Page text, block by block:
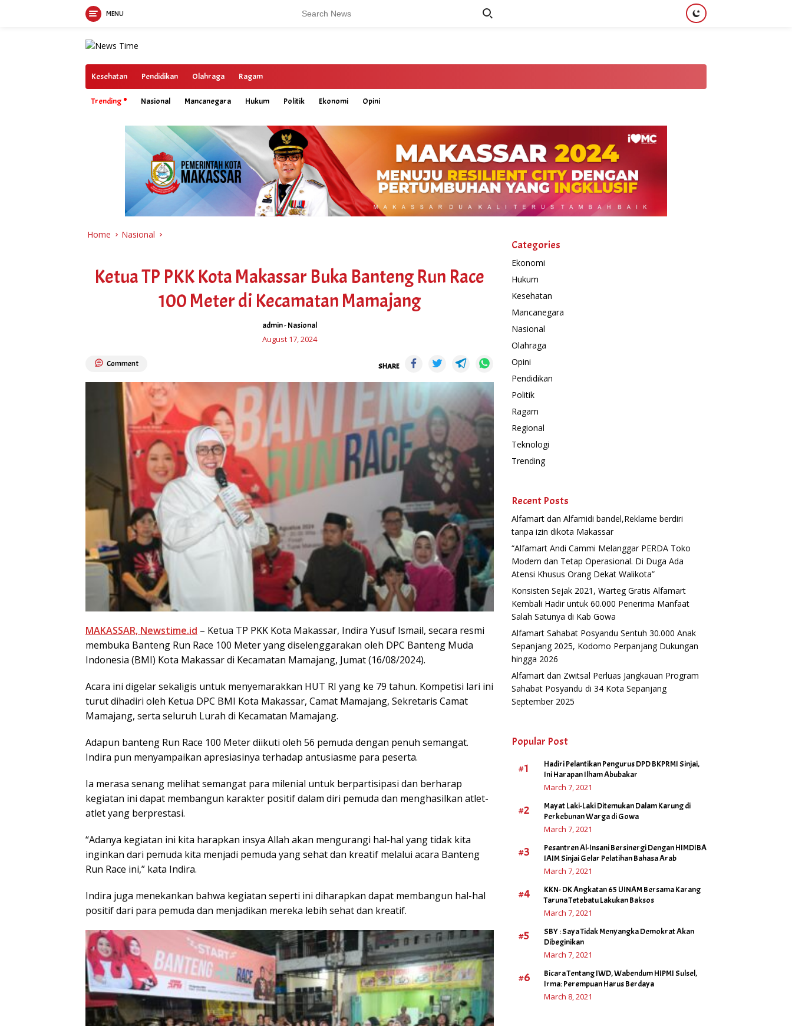
MENU
Kesehatan Pendidikan Olahraga Ragam
Trending Nasional Mancanegara Hukum Politik Ekonomi Opini
Home Nasional
Ketua TP PKK Kota Makassar Buka Banteng Run Race
100 Meter di Kecamatan Mamajang
admin-Nasional
August 17, 2024
Comment SHARE
MAKASSAR, Newstime.id – Ketua TP PKK Kota Makassar, Indira Yusuf Ismail, secara resmi
membuka Banteng Run Race 100 Meter yang diselenggarakan oleh DPC Banteng Muda
Indonesia (BMI) Kota Makassar di Kecamatan Mamajang, Jumat (16/08/2024).
Acara ini digelar sekaligis untuk menyemarakkan HUT RI yang ke 79 tahun. Kompetisi lari ini
turut dihadiri oleh Ketua DPC BMI Kota Makassar, Camat Mamajang, Sekretaris Camat
Mamajang, serta seluruh Lurah di Kecamatan Mamajang.
Adapun banteng Run Race 100 Meter diikuti oleh 56 pemuda dengan penuh semangat.
Indira pun menyampaikan apresiasinya terhadap antusiasme para peserta.
Ia merasa senang melihat semangat para milenial untuk berpartisipasi dan berharap
kegiatan ini dapat membangun karakter positif dalam diri pemuda dan menghasilkan atlet-
atlet yang berprestasi.
“Adanya kegiatan ini kita harapkan insya Allah akan mengurangi hal-hal yang tidak kita
inginkan dari pemuda kita menjadi pemuda yang sehat dan kreatif melalui acara Banteng
Run Race ini,” kata Indira.
Indira juga menekankan bahwa kegiatan seperti ini diharapkan dapat membangun hal-hal
positif dari para pemuda dan menjadikan mereka lebih sehat dan kreatif.
Categories
Ekonomi
Hukum
Kesehatan
Mancanegara
Nasional
Olahraga
Opini
Pendidikan
Politik
Ragam
Regional
Teknologi
Trending
Recent Posts
Alfamart dan Alfamidi bandel,Reklame berdiri
tanpa izin dikota Makassar
“Alfamart Andi Cammi Melanggar PERDA Toko
Modern dan Tetap Operasional. Di Duga Ada
Atensi Khusus Orang Dekat Walikota”
Konsisten Sejak 2021, Warteg Gratis Alfamart
Kembali Hadir untuk 60.000 Penerima Manfaat
Salah Satunya di Kab Gowa
Alfamart Sahabat Posyandu Sentuh 30.000 Anak
Sepanjang 2025, Kodomo Perpanjang Dukungan
hingga 2026
Alfamart dan Zwitsal Perluas Jangkauan Program
Sahabat Posyandu di 34 Kota Sepanjang
September 2025
Popular Post
#1
Hadiri Pelantikan Pengurus DPD BKPRMI Sinjai,
Ini Harapan Ilham Abubakar
March 7, 2021
#2
Mayat Laki-Laki Ditemukan Dalam Karung di
Perkebunan Warga di Gowa
March 7, 2021
#3
Pesantren Al-Insani Bersinergi Dengan HIMDIBA
IAIM Sinjai Gelar Pelatihan Bahasa Arab
March 7, 2021
#4
KKN- DK Angkatan 65 UINAM Bersama Karang
Taruna Tetebatu Lakukan Baksos
March 7, 2021
#5
SBY : Saya Tidak Menyangka Demokrat Akan
Dibeginikan
March 7, 2021
#6
Bicara Tentang IWD, Wabendum HIPMI Sulsel,
Irma: Perempuan Harus Berdaya
March 8, 2021